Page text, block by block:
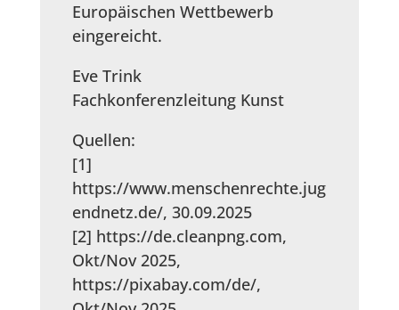
Europäischen Wettbewerb
eingereicht.
Eve Trink
Fachkonferenzleitung Kunst
Quellen:
[1]
https://www.menschenrechte.jug
endnetz.de/, 30.09.2025
[2] https://de.cleanpng.com,
Okt/Nov 2025,
https://pixabay.com/de/,